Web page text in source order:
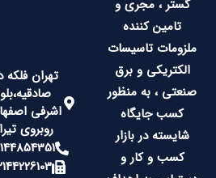
گستر ، مجری و
تامین کننده
ملزومات تاسیسات
الکتریکی و برق
صنعتی ، به منظور
کسب جایگاه
شایسته در بازار
کسب و کار و
تهران فلکه دوم
صادقیه،بلوار
اشرفی
روبروی تیراژه
02144854351
02144226103